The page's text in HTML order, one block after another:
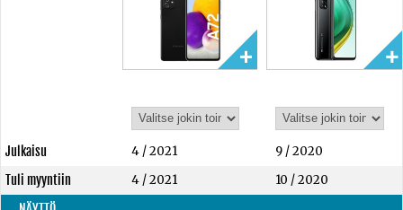
Julkaisu 4 / 2021
9 / 2020
Tuli myyntiin
4 / 2021
10 / 2020